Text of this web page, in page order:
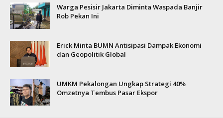
Warga Pesisir Jakarta Diminta Waspada Banjir
Rob Pekan Ini
Erick Minta BUMN Antisipasi Dampak Ekonomi
dan Geopolitik Global
UMKM Pekalongan Ungkap Strategi 40%
Omzetnya Tembus Pasar Ekspor